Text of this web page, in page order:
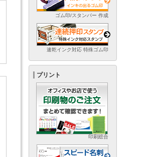
ゴム印/スタンパー 作成
速乾インク対応 特殊ゴム印
プリント
印刷総合